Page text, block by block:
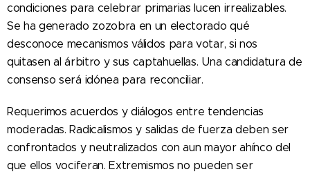
condiciones para celebrar primarias lucen irrealizables.
Se ha generado zozobra en un electorado qué
desconoce mecanismos válidos para votar, si nos
quitasen al árbitro y sus captahuellas. Una candidatura de
consenso será idónea para reconciliar.
Requerimos acuerdos y diálogos entre tendencias
moderadas. Radicalismos y salidas de fuerza deben ser
confrontados y neutralizados con aun mayor ahínco del
que ellos vociferan. Extremismos no pueden ser